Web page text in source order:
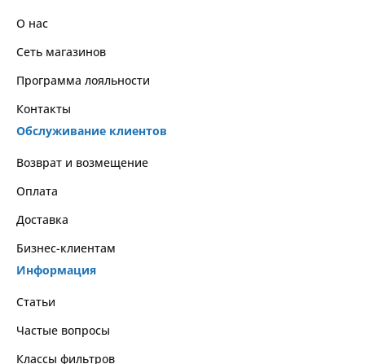
О нас
Сеть магазинов
Программа лояльности
Контакты
Обслуживание клиентов
Возврат и возмещение
Оплата
Доставка
Бизнес-клиентам
Информация
Статьи
Частые вопросы
Классы фильтров